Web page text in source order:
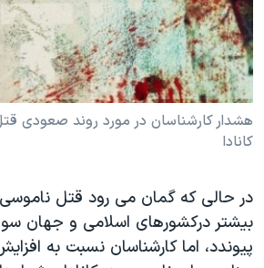
فرهنگ و زندگی
حقوق شهروندی
اقتصادی
علم و فناوری
اسرائیل در جنگ
آرشیو پخش زنده
مستندها
انتخابات ریاست جمهوری آمریکا ۲۰۲۴
حمله جمهوری اسلامی به اسرائیل
رمز مهسا
ورزش زنان در ایران
مجموعه مستندهای دادخواهی
تریبونال مردمی آبان ۹۸
دنبال کنید
زبانهای مختلف
هشدار کارشناسان در مورد روند صعودی
کانادا
در حالی که گمان می رود قتل
بیشتر درکشورهای اسلامی و جهان
پیوندد، اما کارشناسان نسبت به